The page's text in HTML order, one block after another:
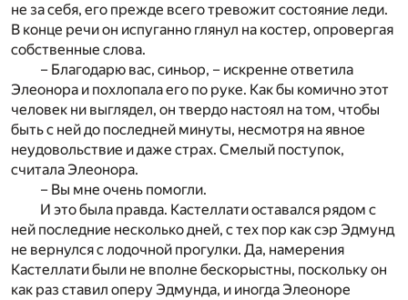
не за себя, его прежде всего тревожит состояние леди.
В конце речи он испуганно глянул на костер, опровергая
собственные слова.
– Благодарю вас, синьор, – искренне ответила
Элеонора и похлопала его по руке. Как бы комично этот
человек ни выглядел, он твердо настоял на том, чтобы
быть с ней до последней минуты, несмотря на явное
неудовольствие и даже страх. Смелый поступок,
считала Элеонора.
– Вы мне очень помогли.
И это была правда. Кастеллати оставался рядом с
ней последние несколько дней, с тех пор как сэр Эдмунд
не вернулся с лодочной прогулки. Да, намерения
Кастеллати были не вполне бескорыстны, поскольку он
как раз ставил оперу Эдмунда, и иногда Элеоноре